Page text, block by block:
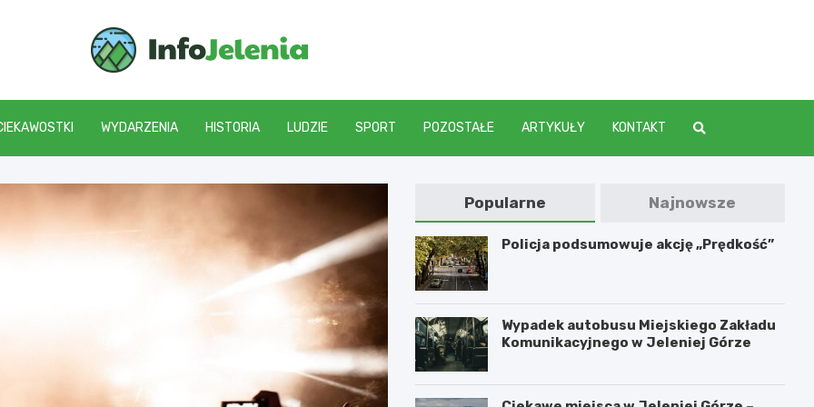
WYDARZENIA HISTORIA LUDZIE SPORT POZOSTAŁE ARTYKUŁY KONTAKT
Popularne Najnowsze
Policja podsumowuje akcję „Prędkość”
Wypadek autobusu Miejskiego Zakładu
Komunikacyjnego w Jeleniej Górze